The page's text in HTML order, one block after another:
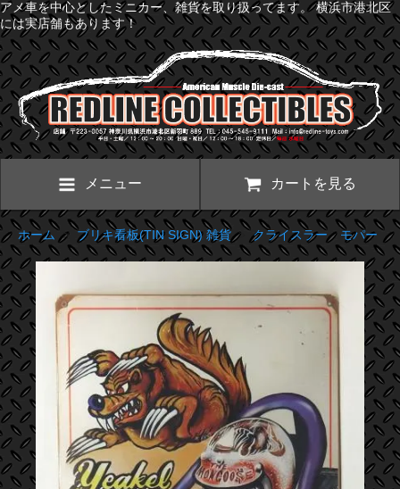
アメ車を中心としたミニカー、雑貨を取り扱ってます。 横浜市港北区
には実店舗もあります！
メニュー カートを見る
ホーム>ブリキ看板(TIN SIGN) 雑貨>クライスラー モパー